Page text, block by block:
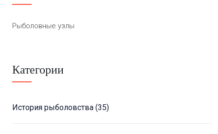
Рыболовные узлы
Категории
История рыболовства (35)